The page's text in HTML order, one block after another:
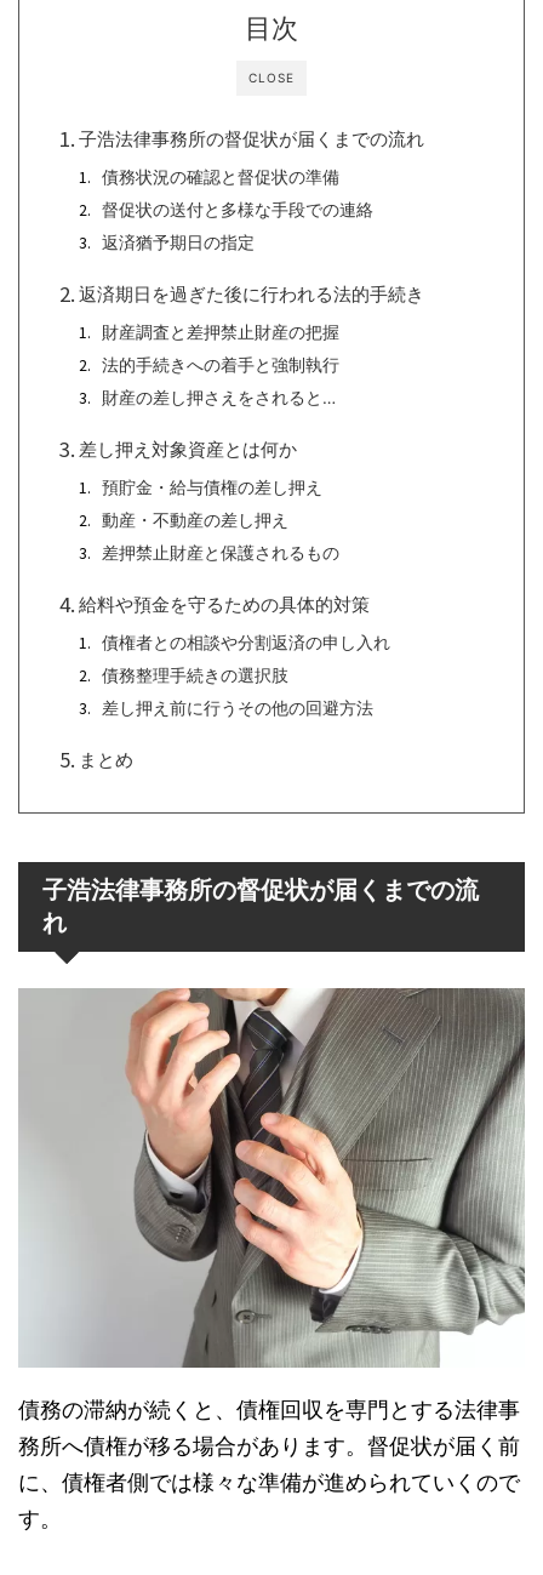
CLOSE
目次
子浩法律事務所の督促状が届くまでの流れ
債務状況の確認と督促状の準備
督促状の送付と多様な手段での連絡
返済猶予期日の指定
返済期日を過ぎた後に行われる法的手続き
財産調査と差押禁止財産の把握
法的手続きへの着手と強制執行
財産の差し押さえをされると…
差し押え対象資産とは何か
預貯金・給与債権の差し押え
動産・不動産の差し押え
差押禁止財産と保護されるもの
給料や預金を守るための具体的対策
債権者との相談や分割返済の申し入れ
債務整理手続きの選択肢
差し押え前に行うその他の回避方法
まとめ
子浩法律事務所の督促状が届くまでの流
れ
債務の滞納が続くと、債権回収を専門とする法律事
務所へ債権が移る場合があります。督促状が届く前
に、債権者側では様々な準備が進められていくので
す。